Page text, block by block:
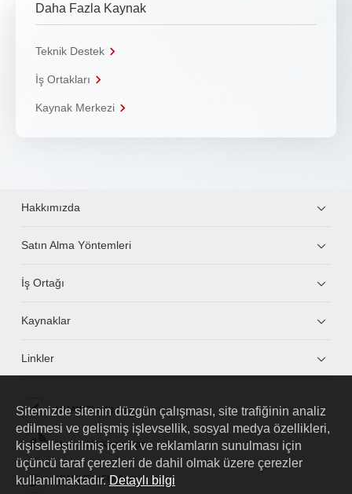
Daha Fazla Kaynak
Teknik Destek
İş Ortakları
Kaynak Merkezi
Hakkımızda
Satın Alma Yöntemleri
İş Ortağı
Kaynaklar
Linkler
HUAWEI eKit App
Huawei HiKnow App
HUAWEI eFly App
Sitemizde sitenin düzgün çalışması, site trafiğinin analiz
edilmesi ve gelişmiş işlevsellik, sosyal medya özellikleri,
kişiselleştirilmiş içerik ve reklamların sunulması için
üçüncü taraf çerezleri de dahil olmak üzere çerezler
kullanılmaktadır. Detaylı bilgi